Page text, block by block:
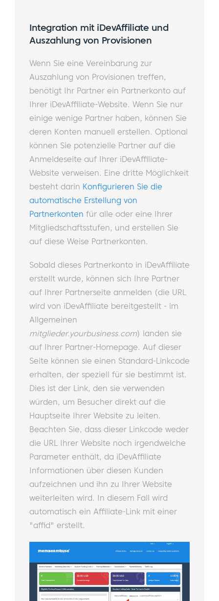
Integration mit iDevAffiliate und
Auszahlung von Provisionen
Wenn Sie eine Vereinbarung zur
Auszahlung von Provisionen treffen,
benötigt Ihr Partner ein Partnerkonto auf
Ihrer iDevAffiliate-Website. Wenn Sie nur
einige wenige Partner haben, können Sie
deren Konten manuell erstellen. Optional
können Sie potenzielle Partner auf die
Anmeldeseite auf Ihrer iDevAffiliate-
Website verweisen. Eine dritte Möglichkeit
besteht darin Konfigurieren Sie die
automatische Erstellung von
Partnerkonten für alle oder eine Ihrer
Mitgliedschaftsstufen, und erstellen Sie
auf diese Weise Partnerkonten.
Sobald dieses Partnerkonto in iDevAffiliate
erstellt wurde, können sich Ihre Partner
auf Ihrer Partnerseite anmelden (die URL
wird von iDevAffiliate bereitgestellt - im
Allgemeinen
mitglieder.yourbusiness.com) landen sie
auf Ihrer Partner-Homepage. Auf dieser
Seite können sie einen Standard-Linkcode
erhalten, der speziell für sie bestimmt ist.
Dies ist der Link, den sie verwenden
würden, um Besucher direkt auf die
Hauptseite Ihrer Website zu leiten.
Beachten Sie, dass dieser Linkcode weder
die URL Ihrer Website noch irgendwelche
Parameter enthält, da iDevAffiliate
Informationen über diesen Kunden
aufzeichnen und ihn zu Ihrer Website
weiterleiten wird. In diesem Fall wird
automatisch ein Affiliate-Link mit einer
"affid" erstellt.